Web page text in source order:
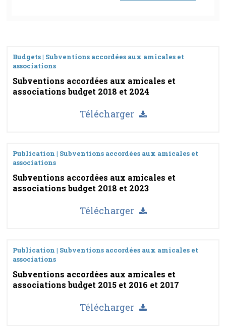
Budgets | Subventions accordées aux amicales et
associations
Subventions accordées aux amicales et
associations budget 2018 et 2024
Télécharger
Publication | Subventions accordées aux amicales et
associations
Subventions accordées aux amicales et
associations budget 2018 et 2023
Télécharger
Publication | Subventions accordées aux amicales et
associations
Subventions accordées aux amicales et
associations budget 2015 et 2016 et 2017
Télécharger